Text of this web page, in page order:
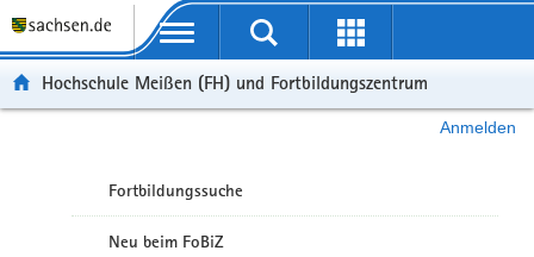
Portalübergreifende Navigation
Hochschule Meißen (FH) und Fortbildungszentrum
Anmelden
Fortbildungssuche
Neu beim FoBiZ